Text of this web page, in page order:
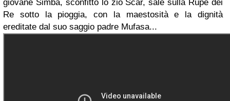
giovane Simba, sconfitto lo zio Scar, sale sulla Rupe dei
Re sotto la pioggia, con la maestosità e la dignità
ereditate dal suo saggio padre Mufasa...